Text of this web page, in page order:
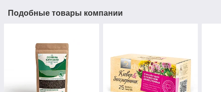
Подобные товары компании